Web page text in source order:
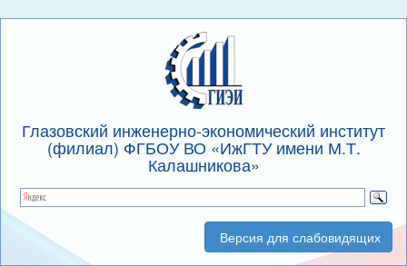
Глазовский инженерно-экономический институт
(филиал) ФГБОУ ВО «ИжГТУ имени М.Т.
Калашникова»
Версия для слабовидящих